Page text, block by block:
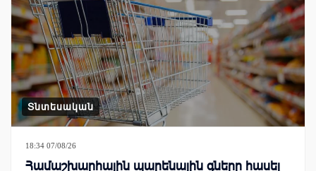
Տնտեսական
18:34 07/08/26
Համաշխարհային պարենային գները հասել